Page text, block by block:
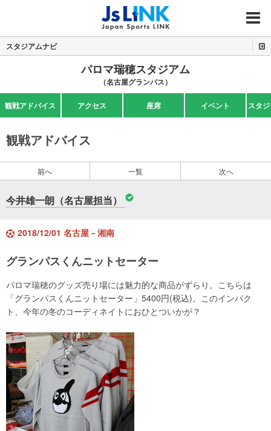
MENU
スタジアムナビ
パロマ瑞穂スタジアム
（名古屋グランパス）
観戦アドバイス アクセス 座席 イベント スタ
観戦アドバイス
前へ 一覧 次へ
今井雄一朗（名古屋担当）
2018/12/01 名古屋－湘南
グランパスくんニットセーター
パロマ瑞穂のグッズ売り場には魅力的な商品がずらり。こちらは
「グランパスくんニットセーター」5400円(税込)。このインパク
ト、今年の冬のコーディネイトにおひとついかが？